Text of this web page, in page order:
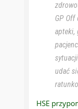
GP Off
apteki,
udać
HSE